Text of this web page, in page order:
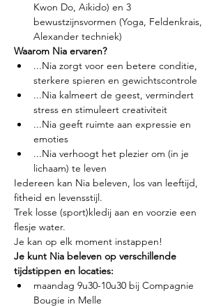
Kwon Do, Aikido) en 3
bewustzijnsvormen (Yoga, Feldenkrais,
Alexander techniek)
Waarom Nia ervaren?
...Nia zorgt voor een betere conditie,
sterkere spieren en gewichtscontrole
...Nia kalmeert de geest, vermindert
stress en stimuleert creativiteit
...Nia geeft ruimte aan expressie en
emoties
...Nia verhoogt het plezier om (in je
lichaam) te leven
Iedereen kan Nia beleven, los van leeftijd,
fitheid en levensstijl.
Trek losse (sport)kledij aan en voorzie een
flesje water.
Je kan op elk moment instappen!
Je kunt Nia beleven op verschillende
tijdstippen en locaties:
maandag 9u30-10u30 bij Compagnie
Bougie in Melle